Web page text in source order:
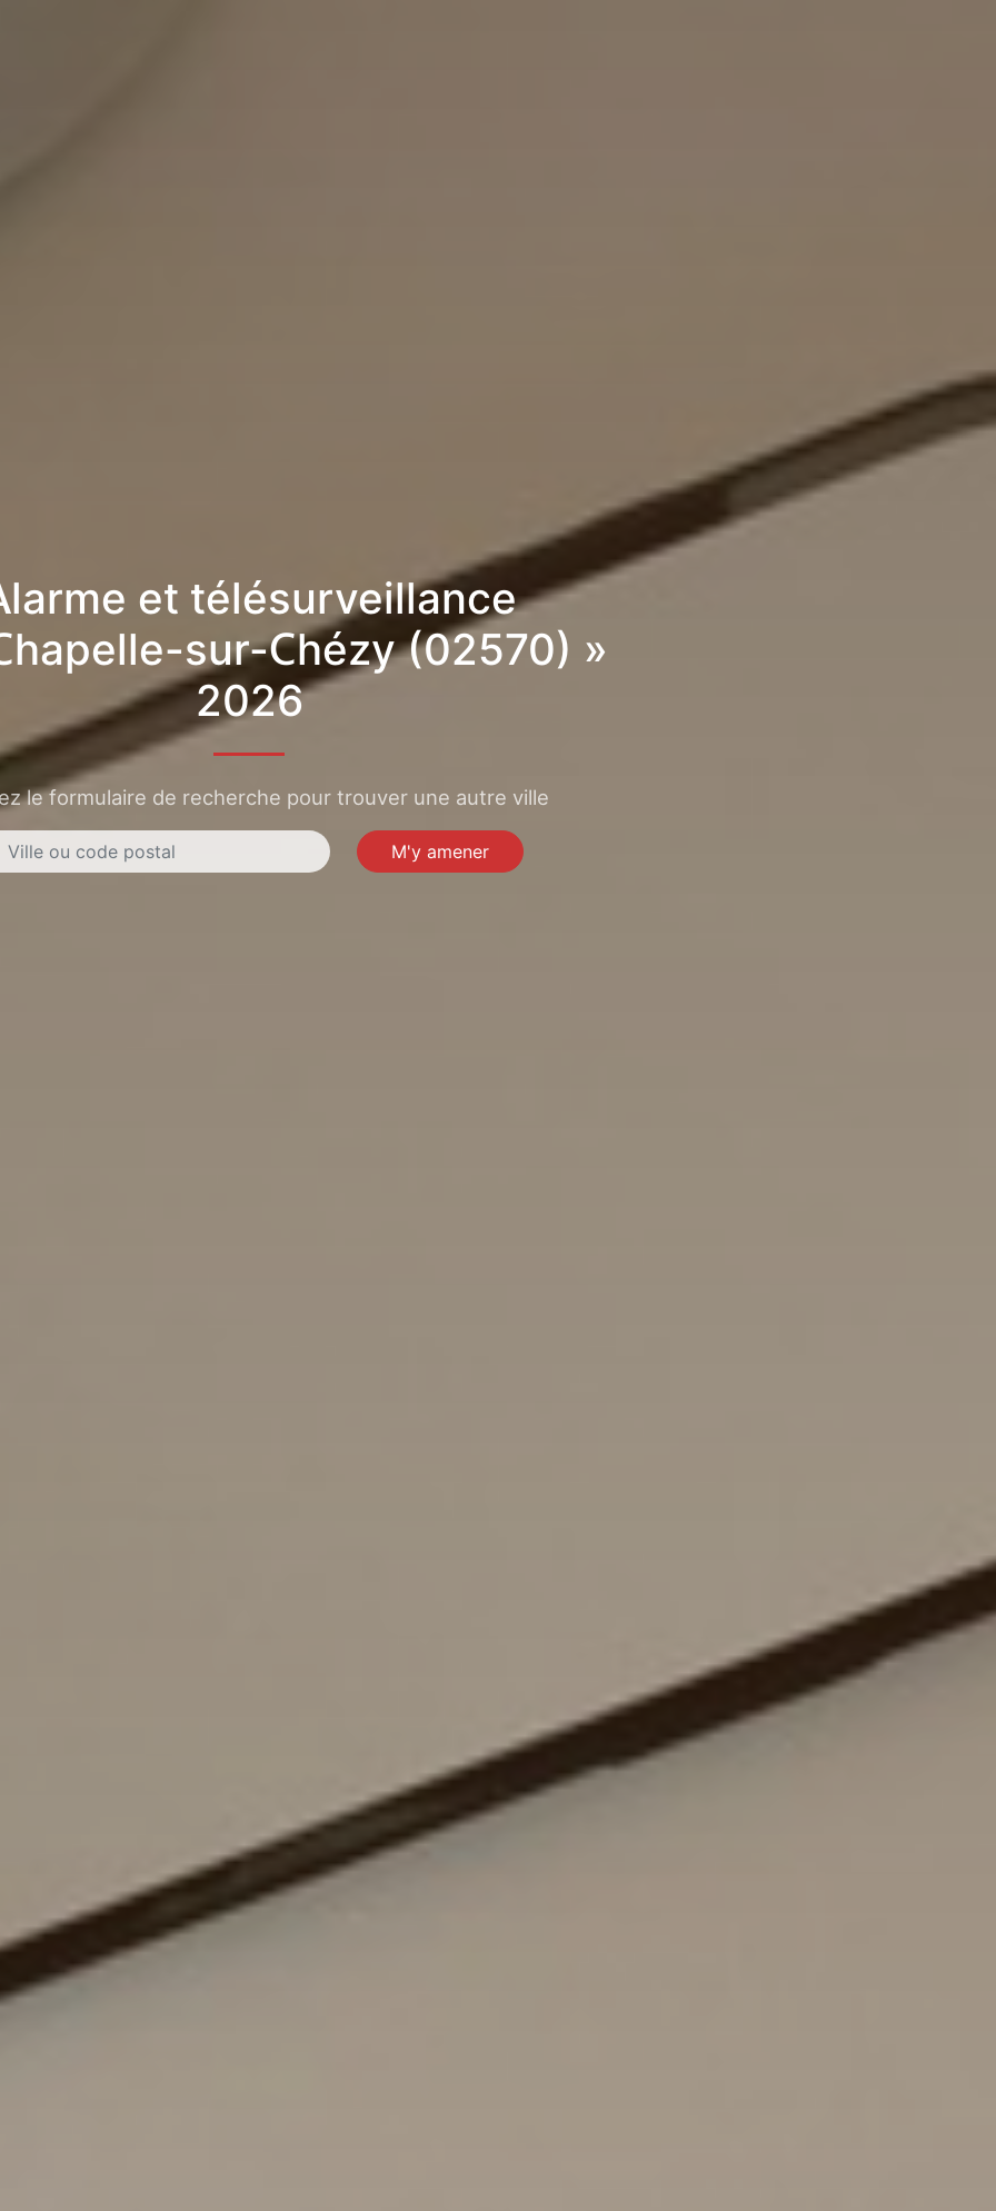
et télésurveillance
sur-Chézy (02570) »
2026
le formulaire de recherche pour trouver une autre ville
M'y amener